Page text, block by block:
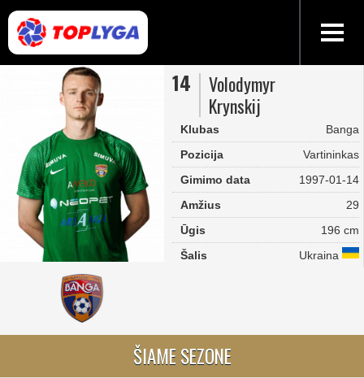
14
Volodymyr
Krynskij
Klubas
Banga
Pozicija
Vartininkas
Gimimo data
1997-01-14
Amžius
29
Ūgis
196 cm
Šalis
Ukraina
ŠIAME SEZONE